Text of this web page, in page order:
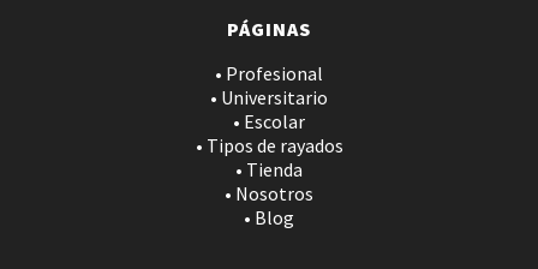
PÁGINAS
• Profesional
• Universitario
• Escolar
• Tipos de rayados
• Tienda
• Nosotros
• Blog